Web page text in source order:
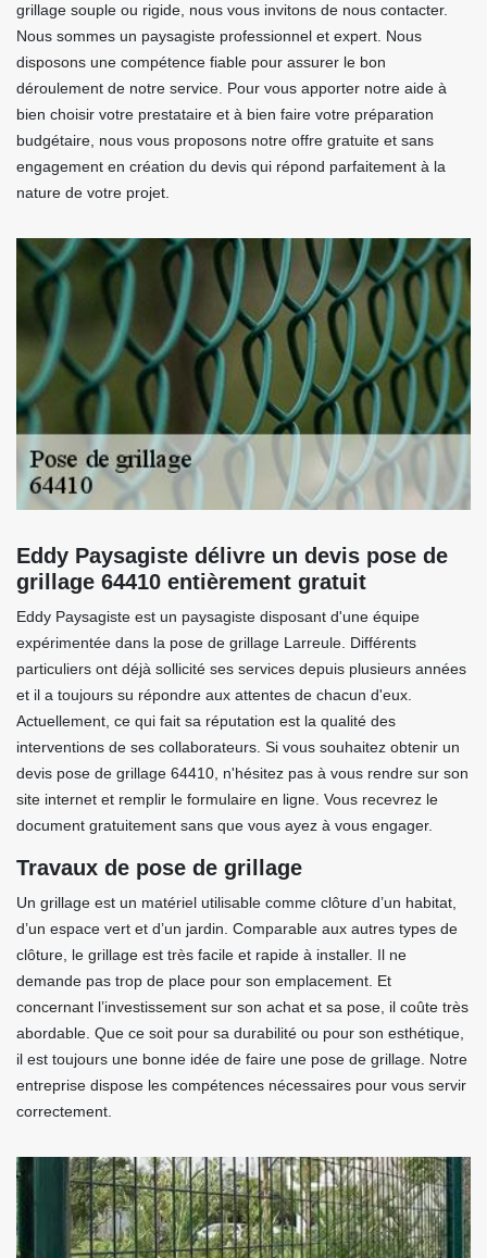
grillage souple ou rigide, nous vous invitons de nous contacter.
Nous sommes un paysagiste professionnel et expert. Nous
disposons une compétence fiable pour assurer le bon
déroulement de notre service. Pour vous apporter notre aide à
bien choisir votre prestataire et à bien faire votre préparation
budgétaire, nous vous proposons notre offre gratuite et sans
engagement en création du devis qui répond parfaitement à la
nature de votre projet.
Eddy Paysagiste délivre un devis pose de
grillage 64410 entièrement gratuit
Eddy Paysagiste est un paysagiste disposant d'une équipe
expérimentée dans la pose de grillage Larreule. Différents
particuliers ont déjà sollicité ses services depuis plusieurs années
et il a toujours su répondre aux attentes de chacun d'eux.
Actuellement, ce qui fait sa réputation est la qualité des
interventions de ses collaborateurs. Si vous souhaitez obtenir un
devis pose de grillage 64410, n'hésitez pas à vous rendre sur son
site internet et remplir le formulaire en ligne. Vous recevrez le
document gratuitement sans que vous ayez à vous engager.
Travaux de pose de grillage
Un grillage est un matériel utilisable comme clôture d’un habitat,
d’un espace vert et d’un jardin. Comparable aux autres types de
clôture, le grillage est très facile et rapide à installer. Il ne
demande pas trop de place pour son emplacement. Et
concernant l’investissement sur son achat et sa pose, il coûte très
abordable. Que ce soit pour sa durabilité ou pour son esthétique,
il est toujours une bonne idée de faire une pose de grillage. Notre
entreprise dispose les compétences nécessaires pour vous servir
correctement.